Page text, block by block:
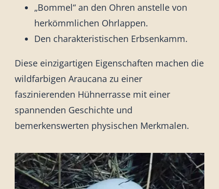
„Bommel“ an den Ohren anstelle von
herkömmlichen Ohrlappen.
Den charakteristischen Erbsenkamm.
Diese einzigartigen Eigenschaften machen die
wildfarbigen Araucana zu einer
faszinierenden Hühnerrasse mit einer
spannenden Geschichte und
bemerkenswerten physischen Merkmalen.